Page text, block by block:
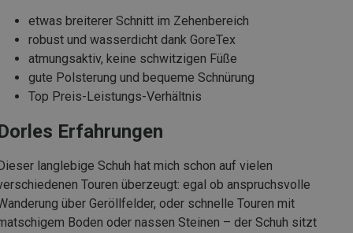
etwas breiterer Schnitt im Zehenbereich
robust und wasserdicht dank GoreTex
atmungsaktiv, keine schwitzigen Füße
gute Polsterung und bequeme Schnürung
Top Preis-Leistungs-Verhältnis
Erfahrungen
langlebige Schuh hat mich schon auf vielen
Touren überzeugt: egal ob anspruchsvolle
über Geröllfelder, oder schnelle Touren mit
Boden oder nassen Steinen – der Schuh sitzt